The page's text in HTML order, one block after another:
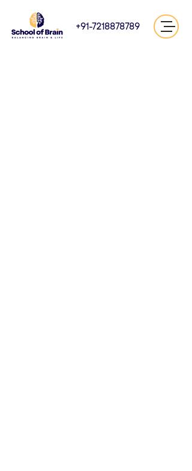
+91-7218878789